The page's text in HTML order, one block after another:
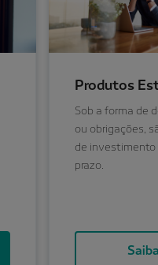
Produtos
Sob a forma de
ou obrigações,
de
prazo.